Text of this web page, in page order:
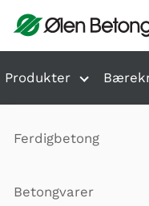
Hopp til innhold
Produkter
Ferdigbetong
Betongvarer
VI
SAFE PÅ